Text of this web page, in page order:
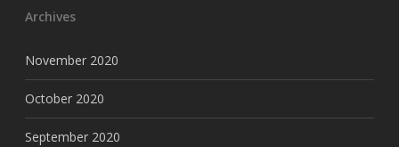
Archives
November 2020
October 2020
September 2020